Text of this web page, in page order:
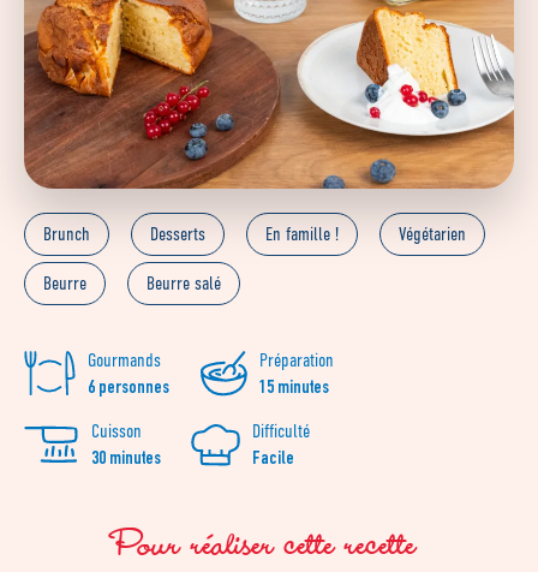
Brunch Desserts En famille ! Végétarien
Beurre Beurre salé
Gourmands
6 personnes
Préparation
15 minutes
Cuisson
30 minutes
Difficulté
Facile
Pour réaliser cette recette